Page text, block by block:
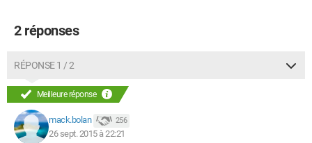
2 réponses
RÉPONSE 1 / 2
Meilleure réponse
mack.bolan 256
26 sept. 2015 à 22:21